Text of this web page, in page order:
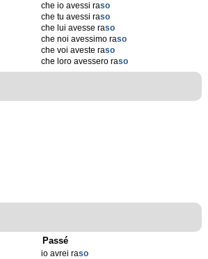
che io avessi raso
che tu avessi raso
che lui avesse raso
che noi avessimo raso
che voi aveste raso
che loro avessero raso
Passé
io avrei raso